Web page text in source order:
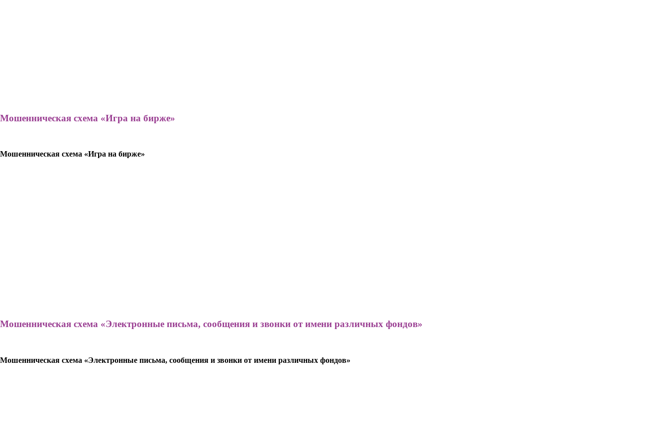
Мошенническая схема «Игра на бирже»
Мошенническая схема «Игра на бирже»
Мошенническая схема «Электронные письма, сообщения и звонки от имени различных фондов»
Мошенническая схема «Электронные письма, сообщения и звонки от имени различных фондов»